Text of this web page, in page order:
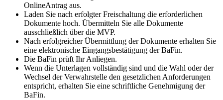
OnlineAntrag aus.
Laden Sie nach erfolgter Freischaltung die erforderlichen
Dokumente hoch. Übermitteln Sie alle Dokumente
ausschließlich über die MVP.
Nach erfolgreicher Übermittlung der Dokumente erhalten Sie
eine elektronische Eingangsbestätigung der BaFin.
Die BaFin prüft Ihr Anliegen.
Wenn die Unterlagen vollständig sind und die Wahl oder der
Wechsel der Verwahrstelle den gesetzlichen Anforderungen
entspricht, erhalten Sie eine schriftliche Genehmigung der
BaFin.